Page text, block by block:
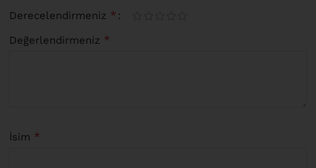
Derecelendirmeniz *
Değerlendirmeniz *
İsim *